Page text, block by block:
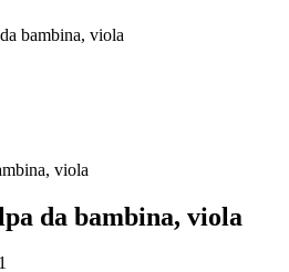
bambina, viola
da bambina, viola